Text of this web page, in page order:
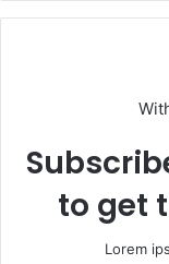
to get
Lorem